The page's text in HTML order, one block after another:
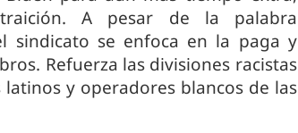
A pesar de la palabra
sindicato se enfoca en la paga y
Refuerza las divisiones racistas
y operadores blancos de las